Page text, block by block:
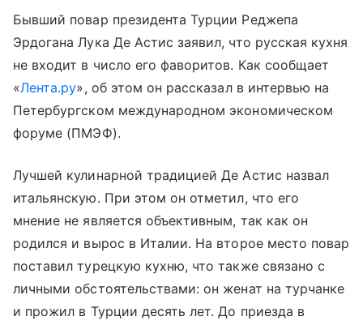
Бывший повар президента Турции Реджепа
Эрдогана Лука Де Астис заявил, что русская кухня
не входит в число его фаворитов. Как сообщает
«Лента.ру», об этом он рассказал в интервью на
Петербургском международном экономическом
форуме (ПМЭФ).
Лучшей кулинарной традицией Де Астис назвал
итальянскую. При этом он отметил, что его
мнение не является объективным, так как он
родился и вырос в Италии. На второе место повар
поставил турецкую кухню, что также связано с
личными обстоятельствами: он женат на турчанке
и прожил в Турции десять лет. До приезда в